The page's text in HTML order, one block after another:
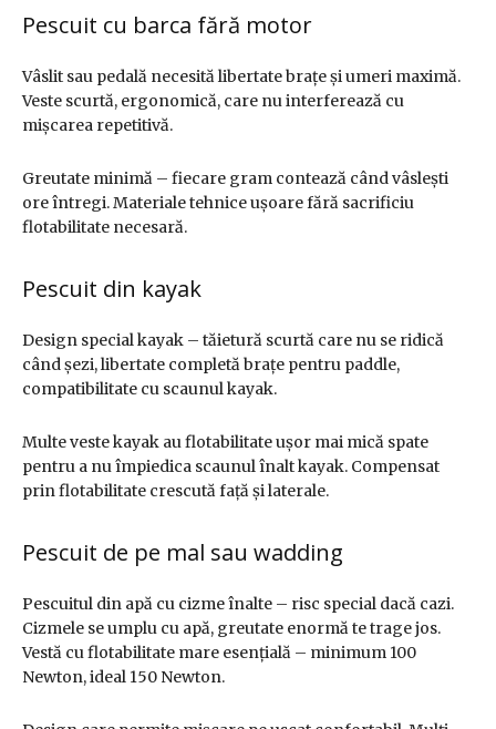
Pescuit cu barca fără motor
Vâslit sau pedală necesită libertate brațe și umeri maximă.
Veste scurtă, ergonomică, care nu interferează cu
mișcarea repetitivă.
Greutate minimă – fiecare gram contează când vâslești
ore întregi. Materiale tehnice ușoare fără sacrificiu
flotabilitate necesară.
Pescuit din kayak
Design special kayak – tăietură scurtă care nu se ridică
când șezi, libertate completă brațe pentru paddle,
compatibilitate cu scaunul kayak.
Multe veste kayak au flotabilitate ușor mai mică spate
pentru a nu împiedica scaunul înalt kayak. Compensat
prin flotabilitate crescută față și laterale.
Pescuit de pe mal sau wadding
Pescuitul din apă cu cizme înalte – risc special dacă cazi.
Cizmele se umplu cu apă, greutate enormă te trage jos.
Vestă cu flotabilitate mare esențială – minimum 100
Newton, ideal 150 Newton.